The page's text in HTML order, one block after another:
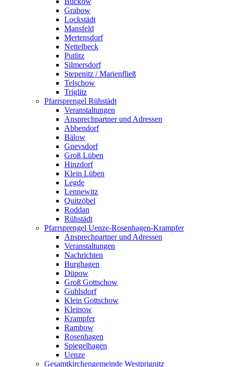
Grabow
Lockstädt
Mansfeld
Mertensdorf
Nettelbeck
Putlitz
Silmersdorf
Stepenitz / Marienfließ
Telschow
Triglitz
Pfarrsprengel Rühstädt
Veranstaltungen
Ansprechpartner und Adressen
Abbendorf
Bälow
Gnevsdorf
Groß Lüben
Hinzdorf
Klein Lüben
Legde
Lennewitz
Quitzöbel
Roddan
Rühstädt
Pfarrsprengel Uenze-Rosenhagen-Krampfer
Ansprechpartner und Adressen
Veranstaltungen
Nachrichten
Burghagen
Düpow
Groß Gottschow
Guhlsdorf
Klein Gottschow
Kleinow
Krampfer
Rambow
Rosenhagen
Spiegelhagen
Uenze
Gesamtkirchengemeinde Westprignitz